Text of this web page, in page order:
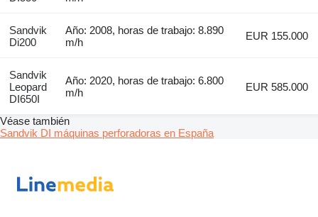
Sandvik
Di200
Año: 2008, horas de trabajo: 8.890
m/h
EUR 155.000
Sandvik
Leopard
DI650I
Año: 2020, horas de trabajo: 6.800
m/h
EUR 585.000
Véase también
Sandvik DI máquinas perforadoras en España